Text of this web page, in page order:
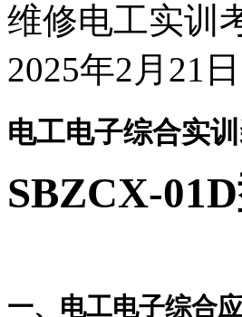
维修电工实训
2025年2月21日
电工电子综合实
SBZCX-01D
一、电工电子综合